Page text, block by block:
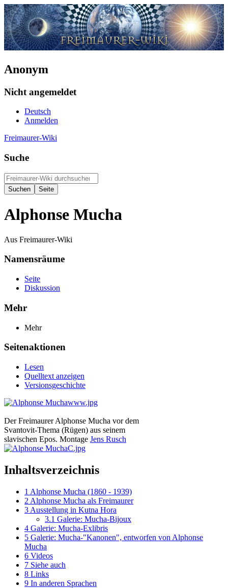
Anonym
Nicht angemeldet
Deutsch
Anmelden
Freimaurer-Wiki
Suche
Alphonse Mucha
Aus Freimaurer-Wiki
Namensräume
Seite
Diskussion
Mehr
Mehr
Seitenaktionen
Lesen
Quelltext anzeigen
Versionsgeschichte
Der Freimaurer Alphonse Mucha vor dem
Svantovit-Thema (Rügen) aus seinem
slavischen Epos. Montage Jens Rusch
Inhaltsverzeichnis
1 Alphonse Mucha (1860 - 1939)
2 Alphonse Mucha als Freimaurer
3 Ausstellung in Kutna Hora
3.1 Galerie: Mucha-Bijoux
4 Galerie: Mucha-Exlibris
5 Galerie: Mucha-"Kanonen", entworfen von Alphonse
Mucha
6 Videos
7 Siehe auch
8 Links
9 In anderen Sprachen